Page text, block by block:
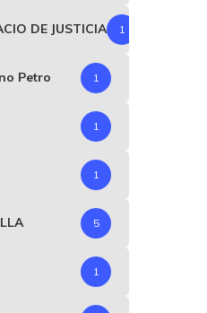
DE JUSTICIA 1
Petro 1
1
1
5
1